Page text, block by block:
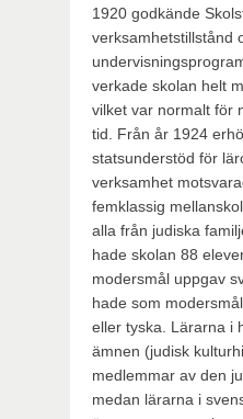
1920 godkände
verksamhetstillstånd
verkade skolan helt
vilket var normalt för
tid. Från år 1924
statsunderstöd för
verksamhet
femklassig
alla från judiska
hade skolan 88
modersmål uppgav
hade som
eller tyska. Lärarna i
ämnen (judisk
medlemmar av den
medan lärarna i